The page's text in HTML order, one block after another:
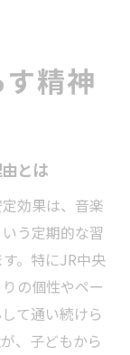
す精神
とは
効果は、音楽
う定期的な習
。特にJR中央
の個性やペー
て通い続けら
、子どもから